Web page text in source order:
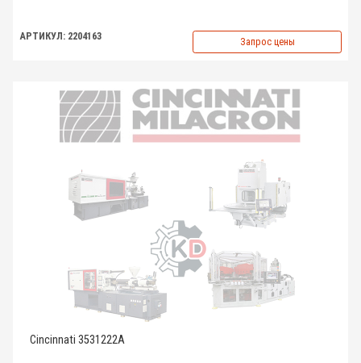
АРТИКУЛ: 2204163 Запрос цены
Cincinnati 3531222A